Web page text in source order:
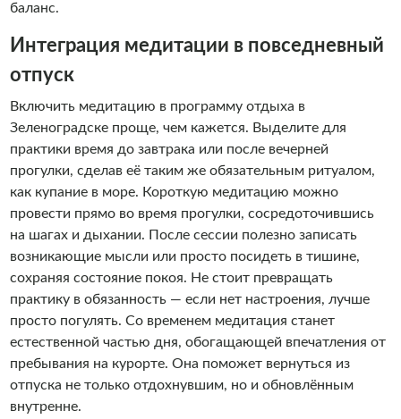
баланс.
Интеграция медитации в повседневный
отпуск
Включить медитацию в программу отдыха в
Зеленоградске проще, чем кажется. Выделите для
практики время до завтрака или после вечерней
прогулки, сделав её таким же обязательным ритуалом,
как купание в море. Короткую медитацию можно
провести прямо во время прогулки, сосредоточившись
на шагах и дыхании. После сессии полезно записать
возникающие мысли или просто посидеть в тишине,
сохраняя состояние покоя. Не стоит превращать
практику в обязанность — если нет настроения, лучше
просто погулять. Со временем медитация станет
естественной частью дня, обогащающей впечатления от
пребывания на курорте. Она поможет вернуться из
отпуска не только отдохнувшим, но и обновлённым
внутренне.